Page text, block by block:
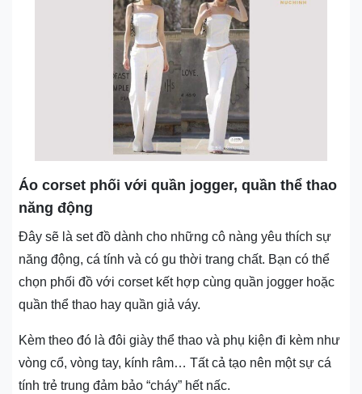
Áo corset phối với quần jogger, quần thể thao
năng động
Đây sẽ là set đồ dành cho những cô nàng yêu thích sự
năng động, cá tính và có gu thời trang chất. Bạn có thể
chọn phối đồ với corset kết hợp cùng quần jogger hoặc
quần thể thao hay quần giả váy.
Kèm theo đó là đôi giày thể thao và phụ kiện đi kèm như
vòng cổ, vòng tay, kính râm… Tất cả tạo nên một sự cá
tính trẻ trung đảm bảo “cháy” hết nấc.